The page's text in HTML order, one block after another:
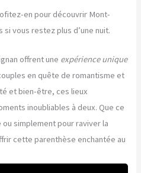
en pour découvrir Mont-
vous restez plus d’une nuit.
offrent une expérience unique
en quête de romantisme et
et bien-être, ces lieux
inoubliables à deux. Que ce
simplement pour raviver la
cette parenthèse enchantée au